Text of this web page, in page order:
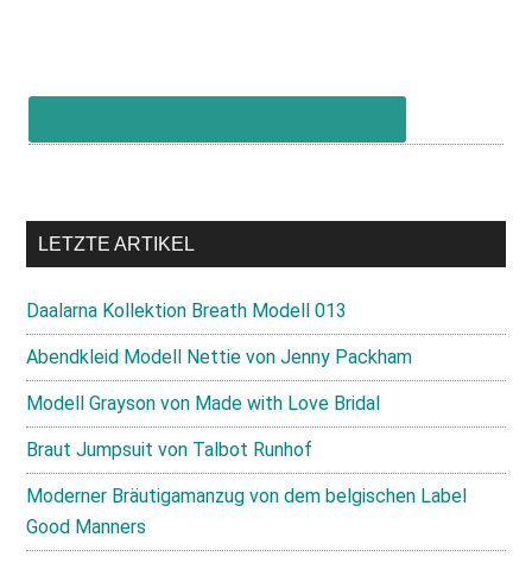
LETZTE ARTIKEL
Daalarna Kollektion Breath Modell 013
Abendkleid Modell Nettie von Jenny Packham
Modell Grayson von Made with Love Bridal
Braut Jumpsuit von Talbot Runhof
Moderner Bräutigamanzug von dem belgischen Label
Good Manners